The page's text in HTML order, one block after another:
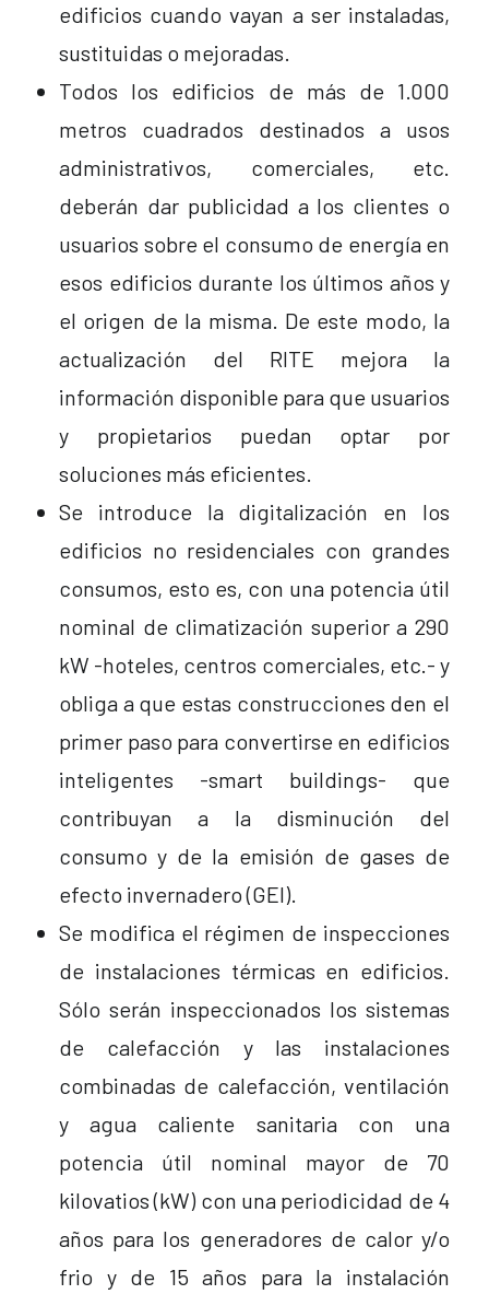
edificios cuando vayan a ser instaladas,
sustituidas o mejoradas.
Todos los edificios de más de 1.000
metros cuadrados destinados a usos
administrativos, comerciales, etc.
deberán dar publicidad a los clientes o
usuarios sobre el consumo de energía en
esos edificios durante los últimos años y
el origen de la misma. De este modo, la
actualización del RITE mejora la
información disponible para que usuarios
y propietarios puedan optar por
soluciones más eficientes.
Se introduce la digitalización en los
edificios no residenciales con grandes
consumos, esto es, con una potencia útil
nominal de climatización superior a 290
kW -hoteles, centros comerciales, etc.- y
obliga a que estas construcciones den el
primer paso para convertirse en edificios
inteligentes -smart buildings- que
contribuyan a la disminución del
consumo y de la emisión de gases de
efecto invernadero (GEI).
Se modifica el régimen de inspecciones
de instalaciones térmicas en edificios.
Sólo serán inspeccionados los sistemas
de calefacción y las instalaciones
combinadas de calefacción, ventilación
y agua caliente sanitaria con una
potencia útil nominal mayor de 70
kilovatios (kW) con una periodicidad de 4
años para los generadores de calor y/o
frio y de 15 años para la instalación